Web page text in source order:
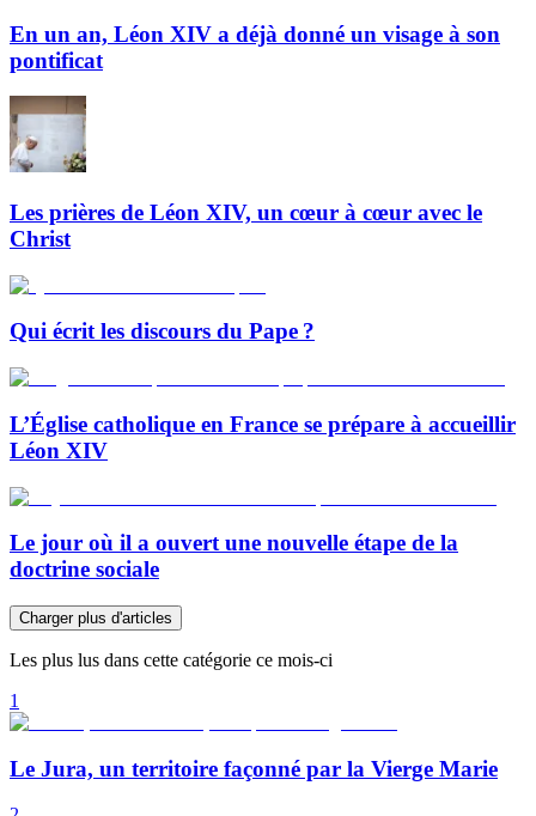
En un an, Léon XIV a déjà donné un visage à son
pontificat
Les prières de Léon XIV, un cœur à cœur avec le
Christ
Qui écrit les discours du Pape ?
L’Église catholique en France se prépare à accueillir
Léon XIV
Le jour où il a ouvert une nouvelle étape de la
doctrine sociale
Charger plus d'articles
Les plus lus dans cette catégorie ce mois-ci
1
Le Jura, un territoire façonné par la Vierge Marie